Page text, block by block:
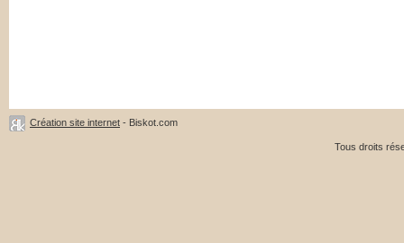
Création site internet - Biskot.com
Tous droits